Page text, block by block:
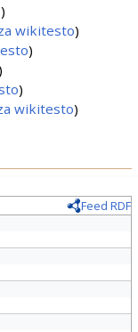
)
wikitesto)
)
)
wikitesto)
Feed RDF